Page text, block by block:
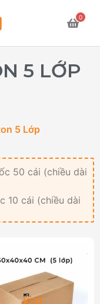
0
5 LỚP
5 Lớp
50 cái (chiều dài
10 cái (chiều dài